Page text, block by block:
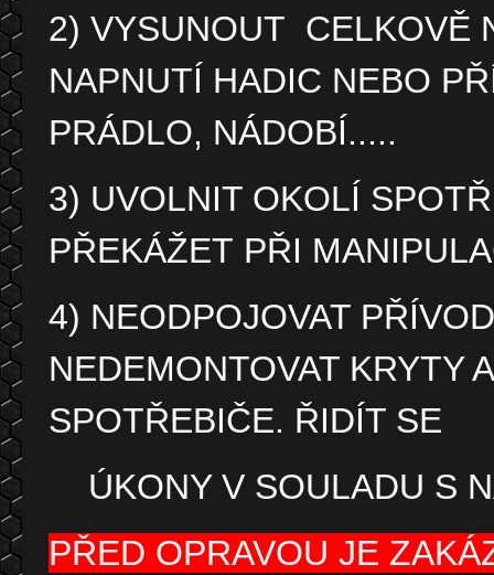
2) VYSUNOUT CELKOVĚ
NAPNUTÍ HADIC NEBO
PRÁDLO, NÁDOBÍ.....
3) UVOLNIT OKOLÍ
PŘEKÁŽET PŘI
4) NEODPOJOVAT
NEDEMONTOVAT KRYTY
SPOTŘEBIČE. ŘIDÍT SE
ÚKONY V SOULADU S
PŘED OPRAVOU JE